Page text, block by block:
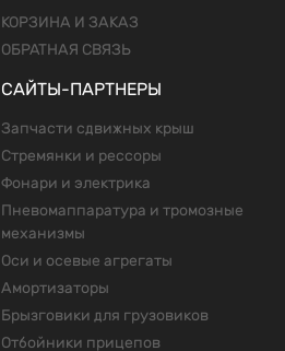
КОРЗИНА И ЗАКАЗ
ОБРАТНАЯ СВЯЗЬ
САЙТЫ-ПАРТНЕРЫ
Запчасти сдвижных крыш
Стремянки и рессоры
Фонари и электрика
Пневомаппаратура и тромозные
механизмы
Оси и осевые агрегаты
Амортизаторы
Брызговики для грузовиков
Отбойники прицепов